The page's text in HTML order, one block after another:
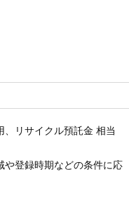
リサイクル預託金 相当
や登録時期などの条件に応